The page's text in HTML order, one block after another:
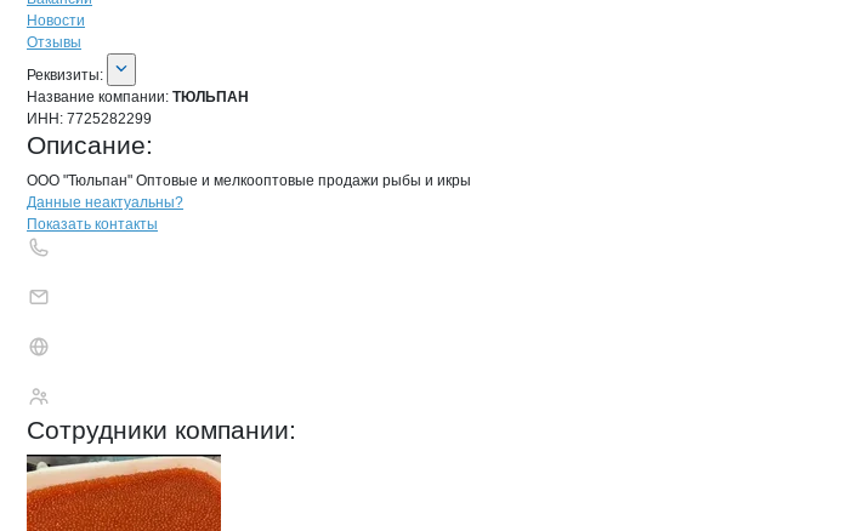
Новости
Отзывы
О компании
Реквизиты
Реквизиты:
Название компании: ТЮЛЬПАН
ИНН: 7725282299
Описание:
ООО "Тюльпан" Оптовые и мелкооптовые продажи рыбы и икры
Контактыкомпании
+7(800)000-00-..
Данные неактуальны?
Показать контакты
Сотрудники компании: